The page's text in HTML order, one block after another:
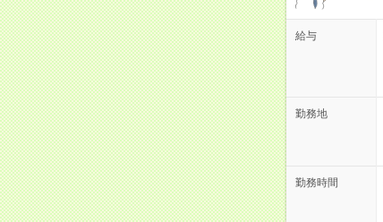
給与
勤務地
勤務時間